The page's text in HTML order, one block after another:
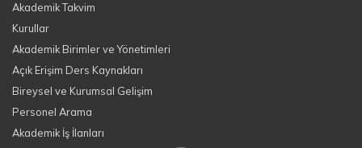
Akademik Takvim
Kurullar
Akademik Birimler ve Yönetimleri
Açık Erişim Ders Kaynakları
Bireysel ve Kurumsal Gelişim
Personel Arama
Akademik İş İlanları